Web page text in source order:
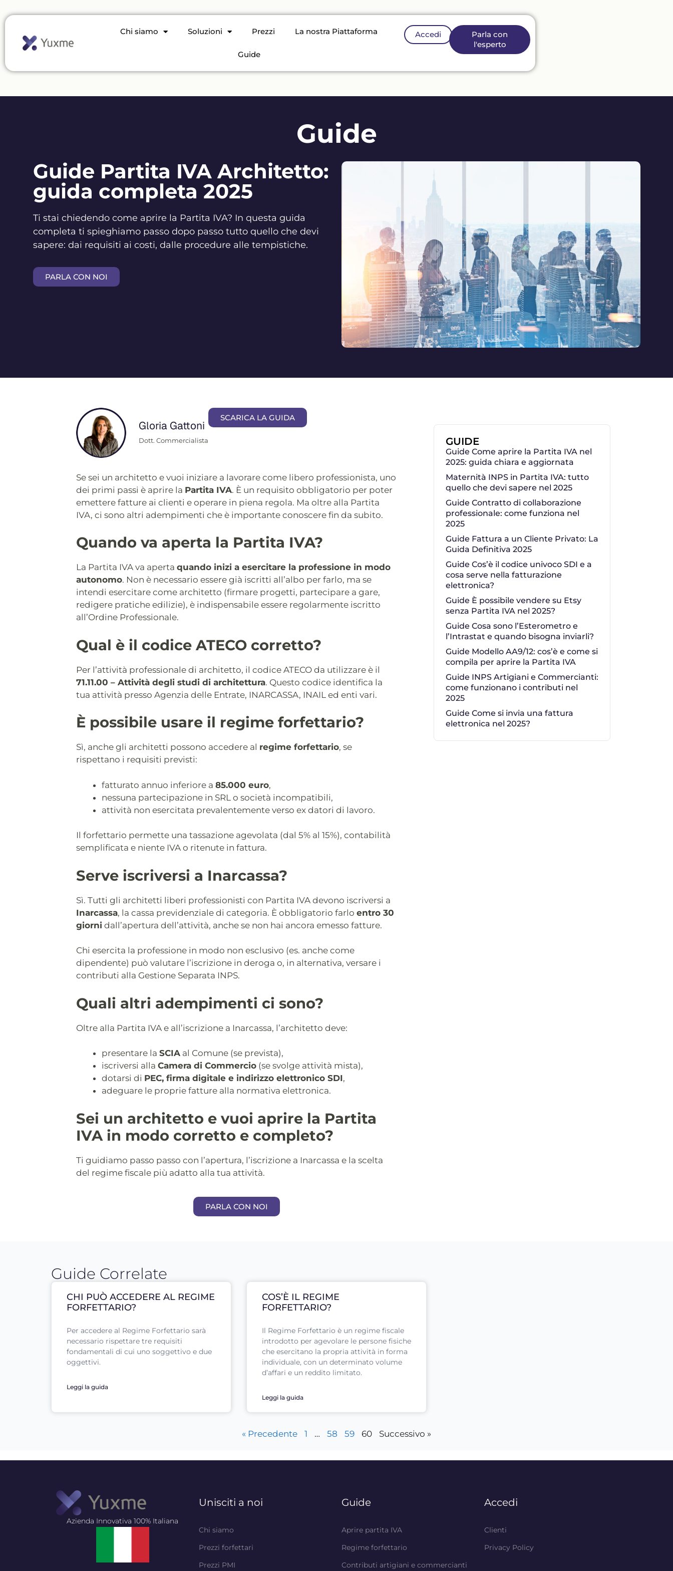
Chi siamo Soluzioni Prezzi La nostra Piattaforma
Guide
Accedi
Parla con
l'esperto
Guide
Guide Partita IVA Architetto:
guida completa 2025
Ti stai chiedendo come aprire la Partita IVA? In questa guida
completa ti spieghiamo passo dopo passo tutto quello che devi
sapere: dai requisiti ai costi, dalle procedure alle tempistiche.
PARLA CON NOI
Gloria Gattoni
Dott. Commercialista
SCARICA LA GUIDA
Se sei un architetto e vuoi iniziare a lavorare come libero professionista, uno
dei primi passi è aprire la Partita IVA. È un requisito obbligatorio per poter
emettere fatture ai clienti e operare in piena regola. Ma oltre alla Partita
IVA, ci sono altri adempimenti che è importante conoscere fin da subito.
Quando va aperta la Partita IVA?
La Partita IVA va aperta quando inizi a esercitare la professione in modo
autonomo. Non è necessario essere già iscritti all’albo per farlo, ma se
intendi esercitare come architetto (firmare progetti, partecipare a gare,
redigere pratiche edilizie), è indispensabile essere regolarmente iscritto
all’Ordine Professionale.
Qual è il codice ATECO corretto?
Per l’attività professionale di architetto, il codice ATECO da utilizzare è il
71.11.00 – Attività degli studi di architettura. Questo codice identifica la
tua attività presso Agenzia delle Entrate, INARCASSA, INAIL ed enti vari.
È possibile usare il regime forfettario?
Sì, anche gli architetti possono accedere al regime forfettario, se
rispettano i requisiti previsti:
fatturato annuo inferiore a 85.000 euro,
nessuna partecipazione in SRL o società incompatibili,
attività non esercitata prevalentemente verso ex datori di lavoro.
Il forfettario permette una tassazione agevolata (dal 5% al 15%), contabilità
semplificata e niente IVA o ritenute in fattura.
Serve iscriversi a Inarcassa?
Sì. Tutti gli architetti liberi professionisti con Partita IVA devono iscriversi a
Inarcassa, la cassa previdenziale di categoria. È obbligatorio farlo entro 30
giorni dall’apertura dell’attività, anche se non hai ancora emesso fatture.
Chi esercita la professione in modo non esclusivo (es. anche come
dipendente) può valutare l’iscrizione in deroga o, in alternativa, versare i
contributi alla Gestione Separata INPS.
Quali altri adempimenti ci sono?
Oltre alla Partita IVA e all’iscrizione a Inarcassa, l’architetto deve:
presentare la SCIA al Comune (se prevista),
iscriversi alla Camera di Commercio (se svolge attività mista),
dotarsi di PEC, firma digitale e indirizzo elettronico SDI,
adeguare le proprie fatture alla normativa elettronica.
Sei un architetto e vuoi aprire la Partita
IVA in modo corretto e completo?
Ti guidiamo passo passo con l’apertura, l’iscrizione a Inarcassa e la scelta
del regime fiscale più adatto alla tua attività.
PARLA CON NOI
GUIDE
Guide Come aprire la Partita IVA nel
2025: guida chiara e aggiornata
Maternità INPS in Partita IVA: tutto
quello che devi sapere nel 2025
Guide Contratto di collaborazione
professionale: come funziona nel
2025
Guide Fattura a un Cliente Privato: La
Guida Definitiva 2025
Guide Cos’è il codice univoco SDI e a
cosa serve nella fatturazione
elettronica?
Guide È possibile vendere su Etsy
senza Partita IVA nel 2025?
Guide Cosa sono l’Esterometro e
l’Intrastat e quando bisogna inviarli?
Guide Modello AA9/12: cos’è e come si
compila per aprire la Partita IVA
Guide INPS Artigiani e Commercianti:
come funzionano i contributi nel
2025
Guide Come si invia una fattura
elettronica nel 2025?
Guide Correlate
CHI PUÒ ACCEDERE AL REGIME
FORFETTARIO?
Per accedere al Regime Forfettario sarà
necessario rispettare tre requisiti
fondamentali di cui uno soggettivo e due
oggettivi.
Leggi la guida
COS’È IL REGIME
FORFETTARIO?
Il Regime Forfettario è un regime fiscale
introdotto per agevolare le persone fisiche
che esercitano la propria attività in forma
individuale, con un determinato volume
d’affari e un reddito limitato.
Leggi la guida
« Precedente 1 … 58 59 60 Successivo »
Azienda Innovativa 100% Italiana
Unisciti a noi
Chi siamo
Prezzi forfettari
Prezzi PMI
Guide
Aprire partita IVA
Regime forfettario
Contributi artigiani e commercianti
Accedi
Clienti
Privacy Policy